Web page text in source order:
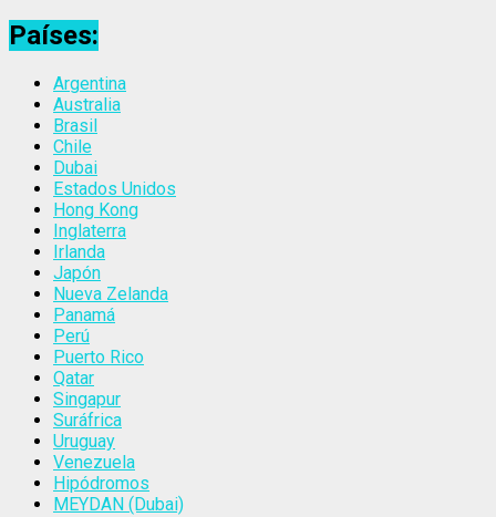
Países:
Argentina
Australia
Brasil
Chile
Dubai
Estados Unidos
Hong Kong
Inglaterra
Irlanda
Japón
Nueva Zelanda
Panamá
Perú
Puerto Rico
Qatar
Singapur
Suráfrica
Uruguay
Venezuela
Hipódromos
MEYDAN (Dubai)